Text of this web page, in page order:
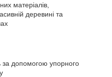
матеріалів,
деревині та
допомогою упорного